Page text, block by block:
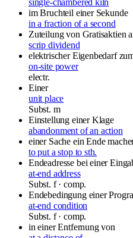
im Bruchteil einer Sekunde
in a fraction of a second
Zuteilung von Gratisaktien
scrip dividend
elektrischer Eigenbedarf
on-site power
electr.
Einer
unit place
Subst. m
Einstellung einer Klage
abandonment of an action
einer Sache ein Ende
to put a stop to sth.
Endeadresse bei einer
at-end address
Subst. f· comp.
Endebedingung einer
at-end condition
Subst. f· comp.
in einer Entfernung von